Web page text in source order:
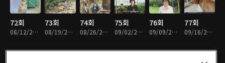
72회
08/12/2023 • 53분
73회
08/19/2023 • 53분
74회
08/26/2023 • 53분
75회
09/02/2023 • 53분
76회
09/09/2023 • 53분
77회
09/16/2023 • 53분